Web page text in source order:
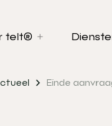
telt®
Einde